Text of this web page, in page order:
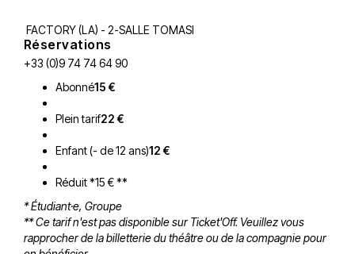
FACTORY (LA) - 2-SALLE TOMASI
Réservations
+33 (0)9 74 74 64 90
Abonné15 €
Plein tarif22 €
Enfant (- de 12 ans)12 €
Réduit *15 € **
* Étudiant·e, Groupe
** Ce tarif n'est pas disponible sur Ticket'Off. Veuillez vous
rapprocher de la billetterie du théâtre ou de la compagnie pour